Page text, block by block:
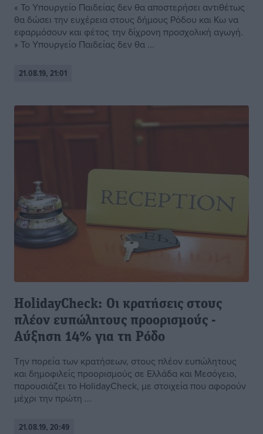
« Το Υπουργείο Παιδείας δεν θα αποστερήσει αντιθέτως
θα δώσει την ευχέρεια στους δήμους Ρόδου και Κω να
εφαρμόσουν και φέτος την δίχρονη προσχολική αγωγή.
» Το Υπουργείο Παιδείας δεν θα ...
21.08.19, 21:01
HolidayCheck: Oι κρατήσεις στους
πλέον ευπώλητους προορισμούς -
Αύξηση 14% για τη Ρόδο
Την πορεία των κρατήσεων, στους πλέον ευπώλητους
και δημοφιλείς προορισμούς σε Ελλάδα και Μεσόγειο,
παρουσιάζει το HolidayCheck, με στοιχεία που αφορούν
μέχρι την πρώτη ...
21.08.19, 20:49